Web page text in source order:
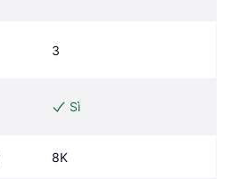
3
Sì
8K